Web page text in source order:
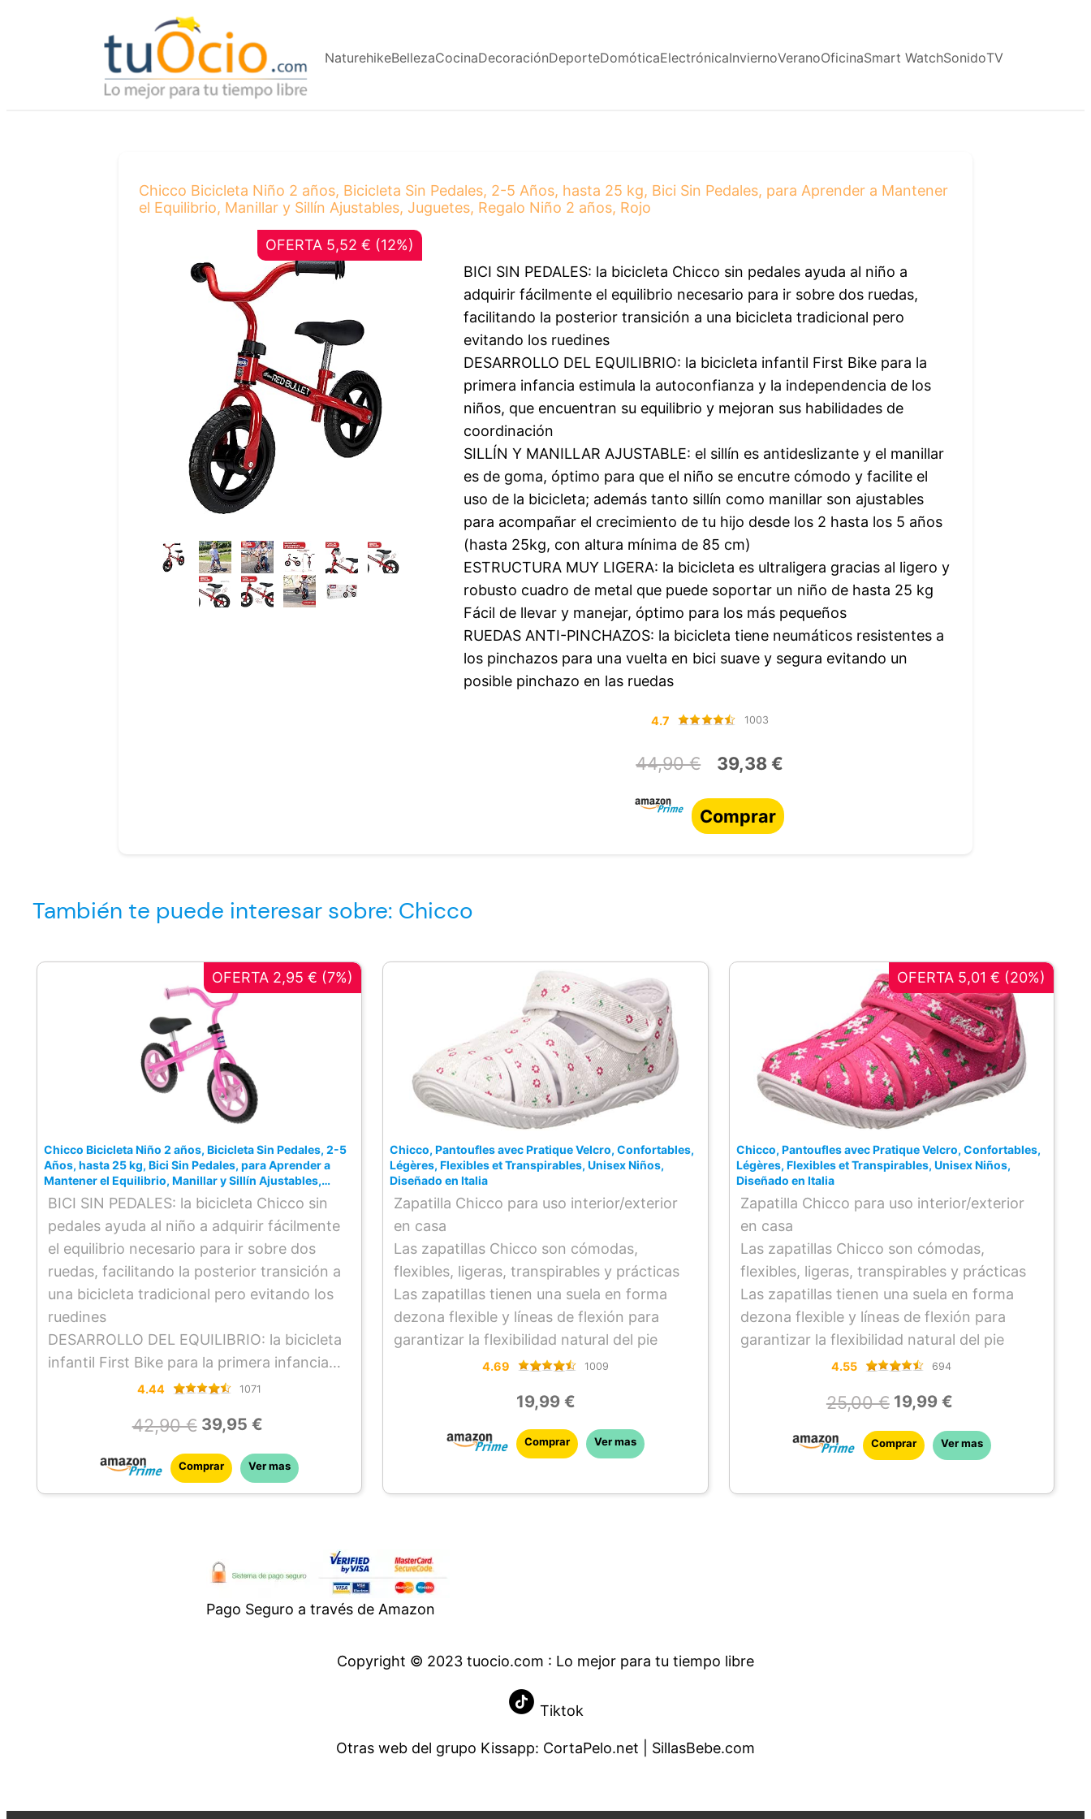
NaturehikeBellezaCocinaDecoraciónDeporteDomóticaElectrónicaInviernoVeranoOficinaSmart WatchSonidoTV
Chicco Bicicleta Niño 2 años, Bicicleta Sin Pedales, 2-5 Años, hasta 25 kg, Bici Sin Pedales, para Aprender a Mantener
el Equilibrio, Manillar y Sillín Ajustables, Juguetes, Regalo Niño 2 años, Rojo
OFERTA 5,52 € (12%)
BICI SIN PEDALES: la bicicleta Chicco sin pedales ayuda al niño a
adquirir fácilmente el equilibrio necesario para ir sobre dos ruedas,
facilitando la posterior transición a una bicicleta tradicional pero
evitando los ruedines
DESARROLLO DEL EQUILIBRIO: la bicicleta infantil First Bike para la
primera infancia estimula la autoconfianza y la independencia de los
niños, que encuentran su equilibrio y mejoran sus habilidades de
coordinación
SILLÍN Y MANILLAR AJUSTABLE: el sillín es antideslizante y el manillar
es de goma, óptimo para que el niño se encutre cómodo y facilite el
uso de la bicicleta; además tanto sillín como manillar son ajustables
para acompañar el crecimiento de tu hijo desde los 2 hasta los 5 años
(hasta 25kg, con altura mínima de 85 cm)
ESTRUCTURA MUY LIGERA: la bicicleta es ultraligera gracias al ligero y
robusto cuadro de metal que puede soportar un niño de hasta 25 kg
Fácil de llevar y manejar, óptimo para los más pequeños
RUEDAS ANTI-PINCHAZOS: la bicicleta tiene neumáticos resistentes a
los pinchazos para una vuelta en bici suave y segura evitando un
posible pinchazo en las ruedas
4.7 1003
44,90 € 39,38 €
Comprar
También te puede interesar sobre: Chicco
OFERTA 2,95 € (7%)
Chicco Bicicleta Niño 2 años, Bicicleta Sin Pedales, 2-5
Años, hasta 25 kg, Bici Sin Pedales, para Aprender a
Mantener el Equilibrio, Manillar y Sillín Ajustables,
Juguetes, Regalo Niño 2 años, Rosa
BICI SIN PEDALES: la bicicleta Chicco sin
pedales ayuda al niño a adquirir fácilmente
el equilibrio necesario para ir sobre dos
ruedas, facilitando la posterior transición a
una bicicleta tradicional pero evitando los
ruedines
DESARROLLO DEL EQUILIBRIO: la bicicleta
infantil First Bike para la primera infancia
estimula la autoconfianza y la
su equilibrio y mejoran sus habilidades de
SILLÍN Y MANILLAR AJUSTABLE: el sillín es
antideslizante y el manillar es de goma,
sillín como manillar son ajustables para
acompañar el crecimiento de tu hijo desde
los 2 hasta los 5 años (hasta 25kg, con
ESTRUCTURA MUY LIGERA: la bicicleta es
4.44 1071
42,90 € 39,95 €
Comprar Ver mas
Chicco, Pantoufles avec Pratique Velcro, Confortables,
Légères, Flexibles et Transpirables, Unisex Niños,
Diseñado en Italia
Zapatilla Chicco para uso interior/exterior
en casa
Las zapatillas Chicco son cómodas,
flexibles, ligeras, transpirables y prácticas
Las zapatillas tienen una suela en forma
dezona flexible y líneas de flexión para
garantizar la flexibilidad natural del pie
4.69 1009
19,99 €
Comprar Ver mas
OFERTA 5,01 € (20%)
Chicco, Pantoufles avec Pratique Velcro, Confortables,
Légères, Flexibles et Transpirables, Unisex Niños,
Diseñado en Italia
Zapatilla Chicco para uso interior/exterior
en casa
Las zapatillas Chicco son cómodas,
flexibles, ligeras, transpirables y prácticas
Las zapatillas tienen una suela en forma
dezona flexible y líneas de flexión para
garantizar la flexibilidad natural del pie
4.55 694
25,00 € 19,99 €
Comprar Ver mas
Pago Seguro a través de Amazon
Copyright © 2023 tuocio.com : Lo mejor para tu tiempo libre
Tiktok
Otras web del grupo Kissapp: CortaPelo.net SillasBebe.com